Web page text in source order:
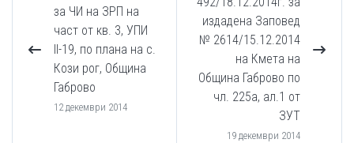
за ЧИ на ЗРП на
част от кв. 3, УПИ
ІІ-19, по плана на с.
Кози рог, Община
Габрово
12 декември 2014
издадена Заповед
№ 2614/15.12.2014
на Кмета на
Община Габрово по
чл. 225а, ал.1 от
ЗУТ
19 декември 2014